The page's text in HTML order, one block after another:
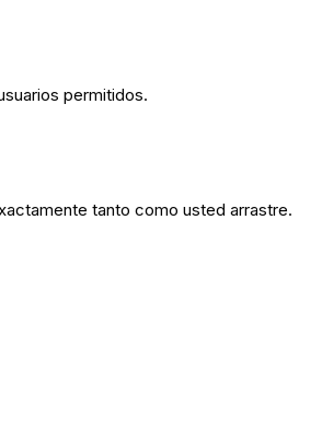
permitidos.
tanto como usted arrastre.